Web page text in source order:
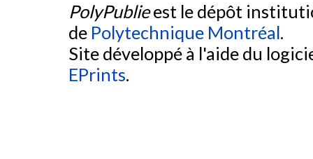
PolyPublieest le dépôt
de Polytechnique Montréal.
Site développé à l'aide du
EPrints.